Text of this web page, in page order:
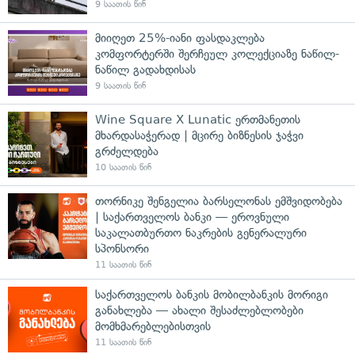
9 საათის წინ
მიიღეთ 25%-იანი ფასდაკლება
კომფორტერში შერჩეულ კოლექციაზე ნაწილ-
ნაწილ გადახდისას
9 საათის წინ
Wine Square X Lunatic ერთმანეთის
მხარდასაჭერად | მცირე ბიზნესის ჯაჭვი
გრძელდება
10 საათის წინ
თორნიკე შენგელია ბარსელონას ემშვიდობება
| საქართველოს ბანკი — ეროვნული
საკალათბურთო ნაკრების გენერალური
სპონსორი
11 საათის წინ
საქართველოს ბანკის მობილბანკის მორიგი
განახლება — ახალი შესაძლებლობები
მომხმარებლებისთვის
11 საათის წინ